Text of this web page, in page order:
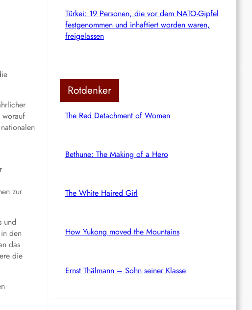
worauf
zur
und
den
das
die
Türkei: 19 Personen, die vor dem NATO-Gipfel
festgenommen und inhaftiert worden waren,
freigelassen
Rotdenker
The Red Detachment of Women
Bethune: The Making of a Hero
The White Haired Girl
How Yukong moved the Mountains
Ernst Thälmann – Sohn seiner Klasse